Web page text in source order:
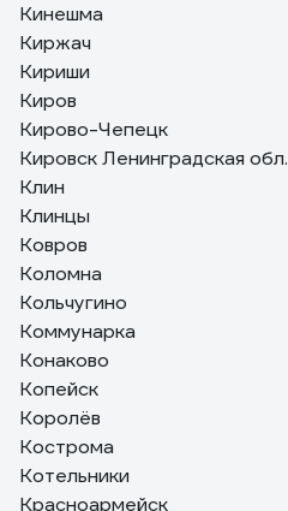
Кинешма
Киржач
Кириши
Киров
Кирово-Чепецк
Кировск Ленинградская обл.
Клин
Клинцы
Ковров
Коломна
Кольчугино
Коммунарка
Конаково
Копейск
Королёв
Кострома
Котельники
Красноармейск